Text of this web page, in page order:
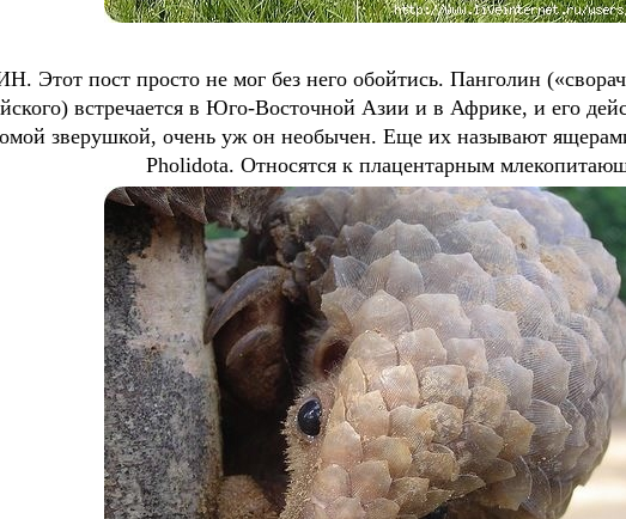
Этот пост просто не мог без него обойтись. Панголин
встречается в Юго-Восточной Азии и в Африке, и его
зверушкой, очень уж он необычен. Еще их называют
Pholidota. Относятся к плацентарным